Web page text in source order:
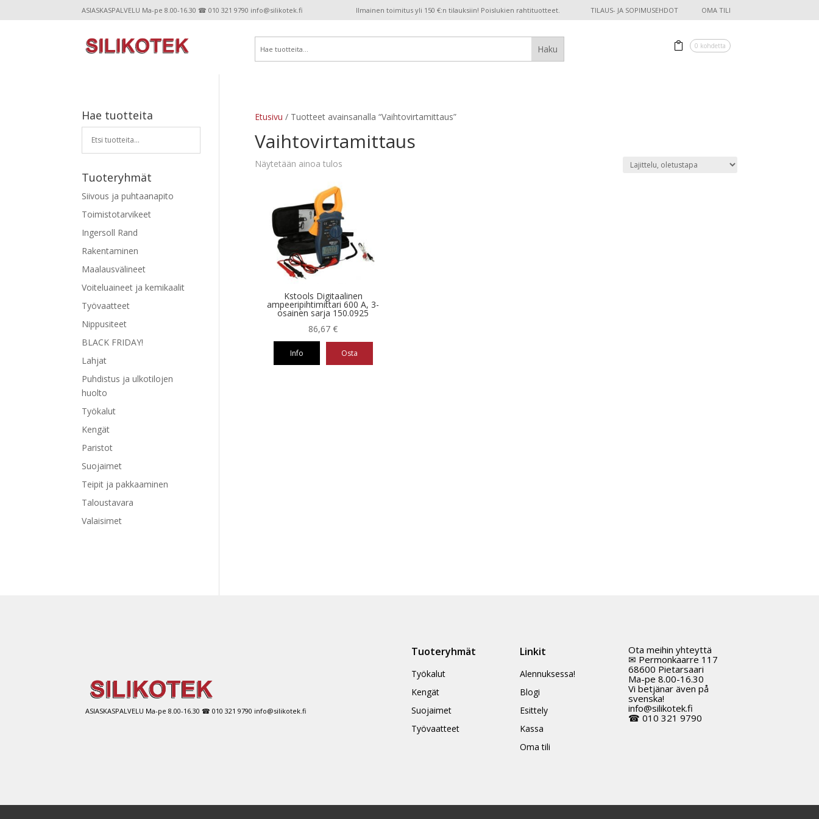
ASIASKASPALVELU Ma-pe 8.00-16.30 ☎ 010 321 9790 info@silikotek.fi Ilmainen toimitus yli 150 €:n tilauksiin! Poislukien rahtituotteet. TILAUS- JA SOPIMUSEHDOT OMA TILI
0 kohdetta
Etusivu / Tuotteet avainsanalla “Vaihtovirtamittaus”
Vaihtovirtamittaus
Näytetään ainoa tulos
Kstools Digitaalinen
ampeeripihtimittari 600 A, 3-
osainen sarja 150.0925
86,67€
Info Osta
Hae tuotteita
Tuoteryhmät
Siivous ja puhtaanapito
Toimistotarvikeet
Ingersoll Rand
Rakentaminen
Maalausvälineet
Voiteluaineet ja kemikaalit
Työvaatteet
Nippusiteet
BLACK FRIDAY!
Lahjat
Puhdistus ja ulkotilojen
huolto
Työkalut
Kengät
Paristot
Suojaimet
Teipit ja pakkaaminen
Taloustavara
Valaisimet
ASIASKASPALVELU Ma-pe 8.00-16.30 ☎ 010 321 9790 info@silikotek.fi
Tuoteryhmät
Työkalut
Kengät
Suojaimet
Työvaatteet
Linkit
Alennuksessa!
Blogi
Esittely
Kassa
Oma tili
Ota meihin yhteyttä
✉ Permonkaarre 117
68600 Pietarsaari
Ma-pe 8.00-16.30
Vi betjänar även på
svenska!
info@silikotek.fi
☎ 010 321 9790